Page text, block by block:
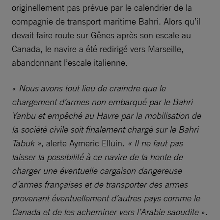
originellement pas prévue par le calendrier de la
compagnie de transport maritime Bahri. Alors qu’il
devait faire route sur Gênes après son escale au
Canada, le navire a été redirigé vers Marseille,
abandonnant l’escale italienne.
« Nous avons tout lieu de craindre que le
chargement d’armes non embarqué par le Bahri
Yanbu et empêché au Havre par la mobilisation de
la société civile soit finalement chargé sur le Bahri
Tabuk », alerte Aymeric Elluin. « Il ne faut pas
laisser la possibilité à ce navire de la honte de
charger une éventuelle cargaison dangereuse
d’armes françaises et de transporter des armes
provenant éventuellement d’autres pays comme le
Canada et de les acheminer vers l’Arabie saoudite ».